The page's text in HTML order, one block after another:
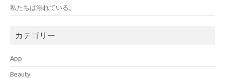
私たちは溺れている。
カテゴリー
App
Beauty